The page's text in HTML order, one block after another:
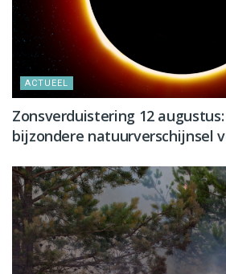
ACTUEEL
Zonsverduistering 12
bijzondere natuurverschijnsel